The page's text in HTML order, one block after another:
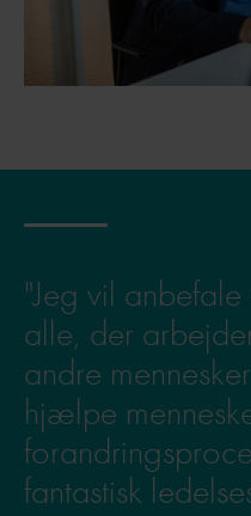
"Jeg vil
alle, der
andre
hjælpe
fantastisk